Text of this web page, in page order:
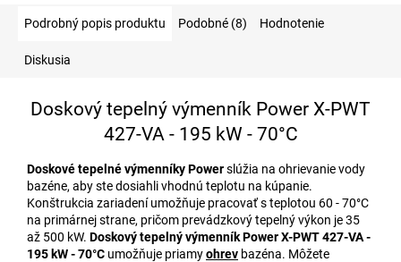
Podrobný popis produktu Podobné (8) Hodnotenie
Diskusia
Doskový tepelný výmenník Power X-PWT
427-VA - 195 kW - 70°C
Doskové tepelné výmenníky Powerslúžia na ohrievanie vody
bazéne, aby ste dosiahli vhodnú teplotu na kúpanie.
Konštrukcia zariadení umožňuje pracovať s teplotou 60 - 70°C
na primárnej strane, pričom prevádzkový tepelný výkon je 35
až 500 kW. Doskový tepelný výmenník Power X-PWT 427-VA -
195 kW - 70°C umožňuje priamyohrev bazéna. Môžete